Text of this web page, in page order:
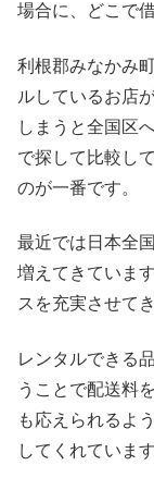
場合に、どこで
利根郡みなかみ
ルしているお店
しまうと全国区
で探して比較し
のが一番です。
最近では日本全
増えてきていま
スを充実させて
レンタルできる
うことで配送料
も応えられるよ
してくれています